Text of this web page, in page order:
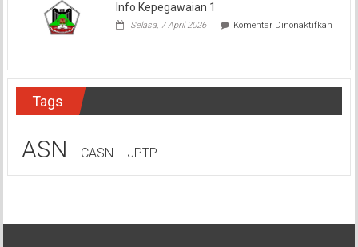
Info Kepegawaian 1
Selasa, 7 April 2026
Komentar Dinonaktifkan
1
Tags
ASN CASN JPTP